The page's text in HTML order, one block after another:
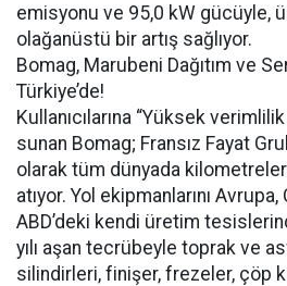
emisyonu ve 95,0 kW gücüyle,
olağanüstü bir artış sağlıyor.
Bomag, Marubeni Dağıtım ve
Türkiye’de!
Kullanıcılarına “Yüksek
sunan Bomag; Fransız Fayat
olarak tüm dünyada
atıyor. Yol ekipmanlarını
ABD’deki kendi üretim
yılı aşan tecrübeyle toprak ve
silindirleri, finişer, frezeler, çöp